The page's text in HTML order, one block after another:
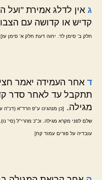
ג אין לדלג אמירת "ועל
קדיש או קדושה עם
חלק ב' סימן לד. יחוה דעת חלק א' סימן עז]
ד אחר העמידה יאמר
תתקבל עד לאחר סדר
מגילה.
[כן מנהגינו ע"פ הרד"א
שלם לפני מקרא מגילה. וכ"כ מהרי"ל (סי'
עובדיה על פורים עמוד קח]